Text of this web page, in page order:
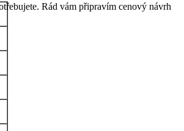
Rád vám připravím cenový návrh